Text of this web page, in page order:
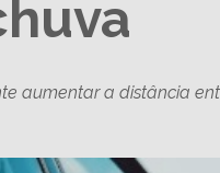
aumentar a distância